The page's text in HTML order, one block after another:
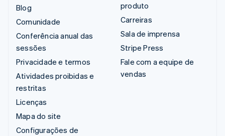
Blog
Comunidade
Conferência anual das
sessões
Privacidade e termos
Atividades proibidas e
restritas
Licenças
Mapa do site
Configurações de
produto
Carreiras
Sala de imprensa
Stripe Press
Fale com a equipe de
vendas